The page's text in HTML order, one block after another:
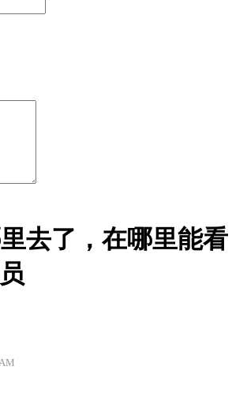
去了，在哪里能看